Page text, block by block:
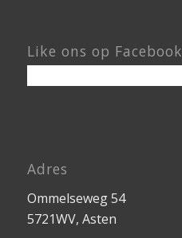
Like ons op Facebook
Adres
Ommelseweg 54
5721WV, Asten